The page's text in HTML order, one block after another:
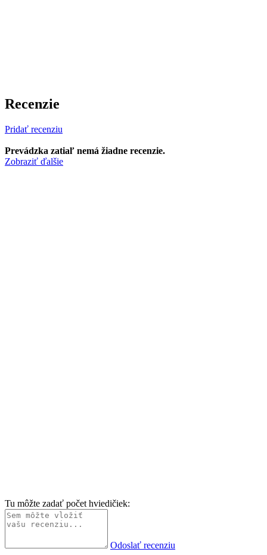
Recenzie
Pridať recenziu
Prevádzka zatiaľ nemá žiadne recenzie.
Zobraziť ďalšie
Tu môžte zadať počet hviedičiek:
Odoslať recenziu